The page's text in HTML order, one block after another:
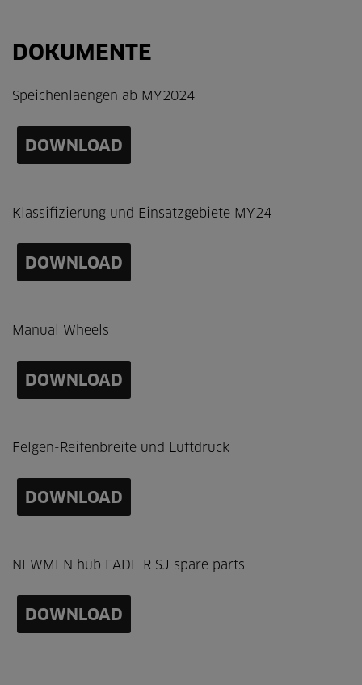
DOKUMENTE
Speichenlaengen ab MY2024
DOWNLOAD
Klassifizierung und Einsatzgebiete MY24
DOWNLOAD
Manual Wheels
DOWNLOAD
Felgen-Reifenbreite und Luftdruck
DOWNLOAD
NEWMEN hub FADE R SJ spare parts
DOWNLOAD